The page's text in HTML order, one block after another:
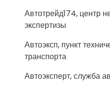
Автотрейд174, центр
экспертизы
Автоэксп, пункт
транспорта
Автоэксперт, служба